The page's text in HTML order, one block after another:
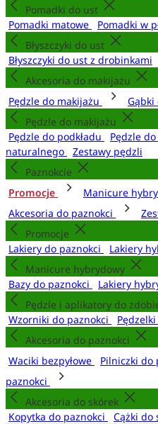
Pomadki do ust
Pomadki matowe
Pomadki w
Błyszczyki do ust
Błyszczyki do ust z drobinkami
Akcesoria do makijażu
Pędzle do makijażu
Gąbki
Pędzle do makijażu
Pędzle do podkładu
Pędzle
naturalnego
Zestawy pędzli
Paznokcie
Promocje
Manicure
Akcesoria do paznokci
Promocje
Lakiery do paznokci
Lakiery
Manicure hybrydowy
Bazy do paznokci
Lakiery
Pędzle i aplikatory do
Wzorniki do paznokci
Akcesoria do paznokci
Waciki bezpyłowe
Pilniczki do
paznokci
Akcesoria do skórek
Kopytka do paznokci
Cążki do